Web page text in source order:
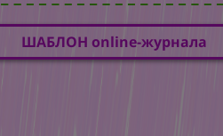
ШАБЛОН online-журнала